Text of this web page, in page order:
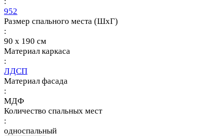
952
Размер спального места (ШхГ)
:
90 х 190 см
Материал каркаса
:
ЛДСП
Материал фасада
:
МДФ
Количество спальных мест
:
односпальный